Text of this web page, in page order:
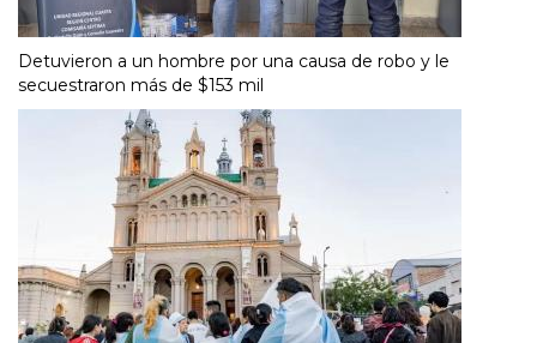
Detuvieron a un hombre por una causa de robo y le
secuestraron más de $153 mil